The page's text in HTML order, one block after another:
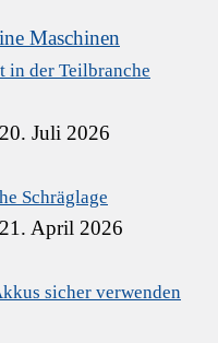
in der Teilbranche
Juli 2026
Schräglage
April 2026
sicher verwenden